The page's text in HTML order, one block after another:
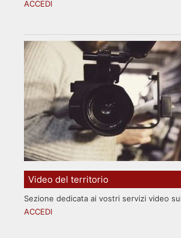
ACCEDI
Video del territorio
Sezione dedicata ai vostri servizi video
ACCEDI